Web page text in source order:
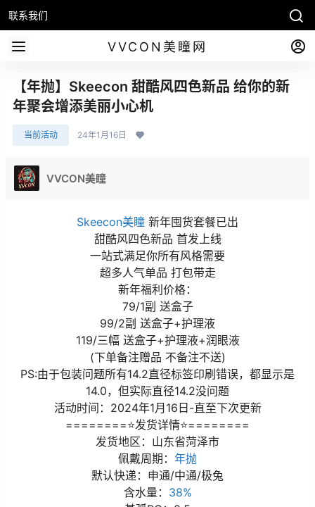
联系我们
VVCON美瞳网
【年抛】Skeecon 甜酷风四色新品 给你的新
年聚会增添美丽小心机
当前活动 24年1月16日
VVCON美瞳
Skeecon美瞳 新年囤货套餐已出
甜酷风四色新品 首发上线
一站式满足你所有风格需要
超多人气单品 打包带走
新年福利价格：
79/1副 送盒子
99/2副 送盒子+护理液
119/三幅 送盒子+护理液+润眼液
(下单备注赠品 不备注不送)
PS:由于包装问题所有14.2直径标签印刷错误，都显示是
14.0，但实际直径14.2没问题
活动时间：2024年1月16日-直至下次更新
========⭐发货详情⭐========
发货地区：山东省菏泽市
佩戴周期： 年抛
默认快递：申通/中通/极兔
含水量： 38%